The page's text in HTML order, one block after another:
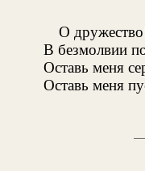
О
В безмолвии
Оставь меня
Оставь меня